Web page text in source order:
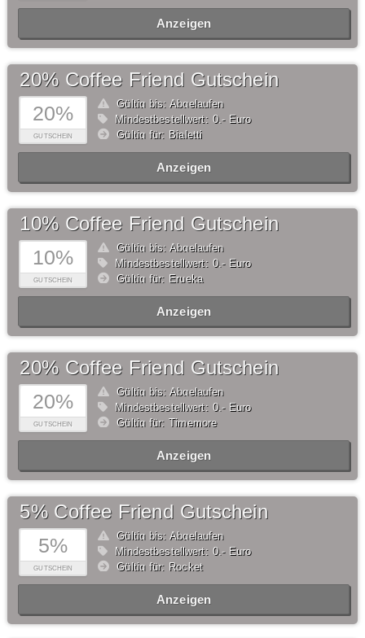
Anzeigen
20%
GUTSCHEIN
20% Coffee Friend Gutschein
Gültig bis: Abgelaufen
Mindestbestellwert: 0,- Euro
Gültig für: Bialetti
Anzeigen
10%
GUTSCHEIN
10% Coffee Friend Gutschein
Gültig bis: Abgelaufen
Mindestbestellwert: 0,- Euro
Gültig für: Erueka
Anzeigen
20%
GUTSCHEIN
20% Coffee Friend Gutschein
Gültig bis: Abgelaufen
Mindestbestellwert: 0,- Euro
Gültig für: Timemore
Anzeigen
5%
GUTSCHEIN
5% Coffee Friend Gutschein
Gültig bis: Abgelaufen
Mindestbestellwert: 0,- Euro
Gültig für: Rocket
Anzeigen